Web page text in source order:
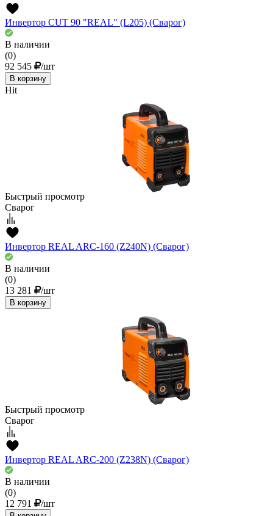
Инвертор CUT 90 "REAL" (L205) (Сварог)
В наличии
(0)
92 545
/шт
В корзину
Hit
Быстрый просмотр
Сварог
Инвертор REAL ARC-160 (Z240N) (Сварог)
В наличии
(0)
13 281
/шт
В корзину
Быстрый просмотр
Сварог
Инвертор REAL ARC-200 (Z238N) (Сварог)
В наличии
(0)
12 791
/шт